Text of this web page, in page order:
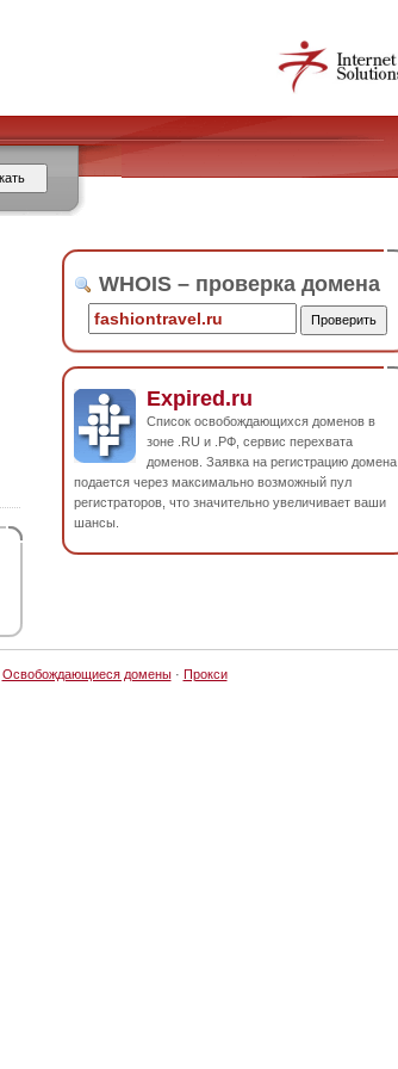
WHOIS – проверка домена
Expired.ru
Список освобождающихся доменов в
зоне .RU и .РФ, сервис перехвата
доменов. Заявка на регистрацию домена
подается через максимально возможный пул
регистраторов, что значительно увеличивает ваши
шансы.
Освобождающиеся домены· Прокси